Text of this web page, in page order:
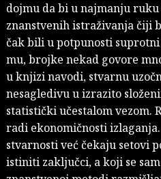
dojmu da bi u najmanju
znanstvenih istraživanja čiji
čak bili u potpunosti
mu, brojke nekad govore
u knjizi navodi, stvarnu
nesagledivu u izrazito
statistički učestalom vezom.
radi ekonomičnosti
stvarnosti već čekaju setovi
istiniti zaključci, a koji se